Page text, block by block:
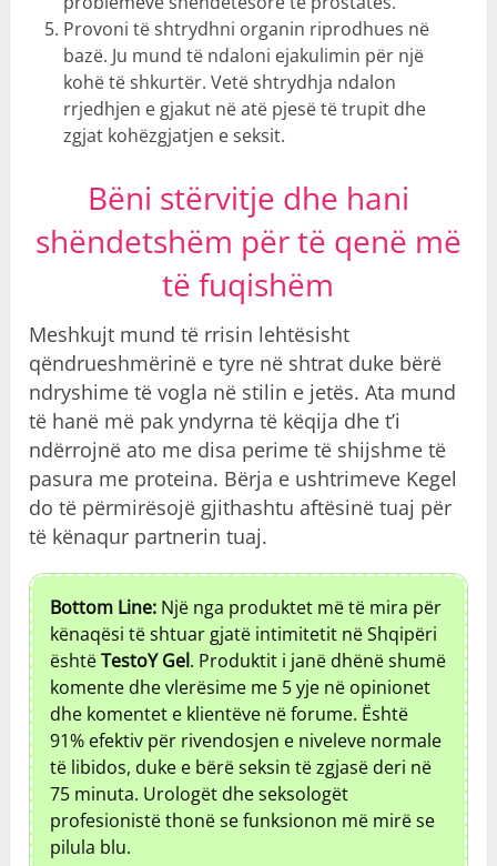
Provoni të shtrydhni organin riprodhues në
bazë. Ju mund të ndaloni ejakulimin për një
kohë të shkurtër. Vetë shtrydhja ndalon
rrjedhjen e gjakut në atë pjesë të trupit dhe
zgjat kohëzgjatjen e seksit.
Bëni stërvitje dhe hani
shëndetshëm për të qenë më
të fuqishëm
Meshkujt mund të rrisin lehtësisht
qëndrueshmërinë e tyre në shtrat duke bërë
ndryshime të vogla në stilin e jetës. Ata mund
të hanë më pak yndyrna të këqija dhe t’i
ndërrojnë ato me disa perime të shijshme të
pasura me proteina. Bërja e ushtrimeve Kegel
do të përmirësojë gjithashtu aftësinë tuaj për
të kënaqur partnerin tuaj.
Bottom Line: Një nga produktet më të mira për
kënaqësi të shtuar gjatë intimitetit në Shqipëri
ështëTestoY Gel. Produktit i janë dhënë shumë
komente dhe vlerësime me 5 yje në opinionet
dhe komentet e klientëve në forume. Është
91% efektiv për rivendosjen e niveleve normale
të libidos, duke e bërë seksin të zgjasë deri në
75 minuta. Urologët dhe seksologët
profesionistë thonë se funksionon më mirë se
pilula blu.